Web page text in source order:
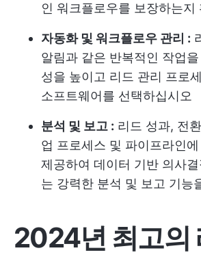
인 워크플로우를 보장하는지
자동화 및 워크플로우 관리 :
알림과 같은 반복적인 작업
성을 높이고 리드 관리 프로
소프트웨어를 선택하십시오
분석 및 보고 : 리드 성과, 전
업 프로세스 및 파이프라인
제공하여 데이터 기반 의사
는 강력한 분석 및 보고 기능
2024년 최고의